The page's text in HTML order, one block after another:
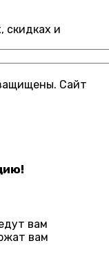
скидках и
Cайт
вам
вам